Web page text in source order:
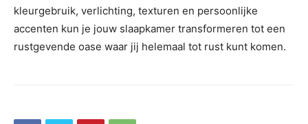
kleurgebruik, verlichting, texturen en persoonlijke
accenten kun je jouw slaapkamer transformeren tot een
rustgevende oase waar jij helemaal tot rust kunt komen.